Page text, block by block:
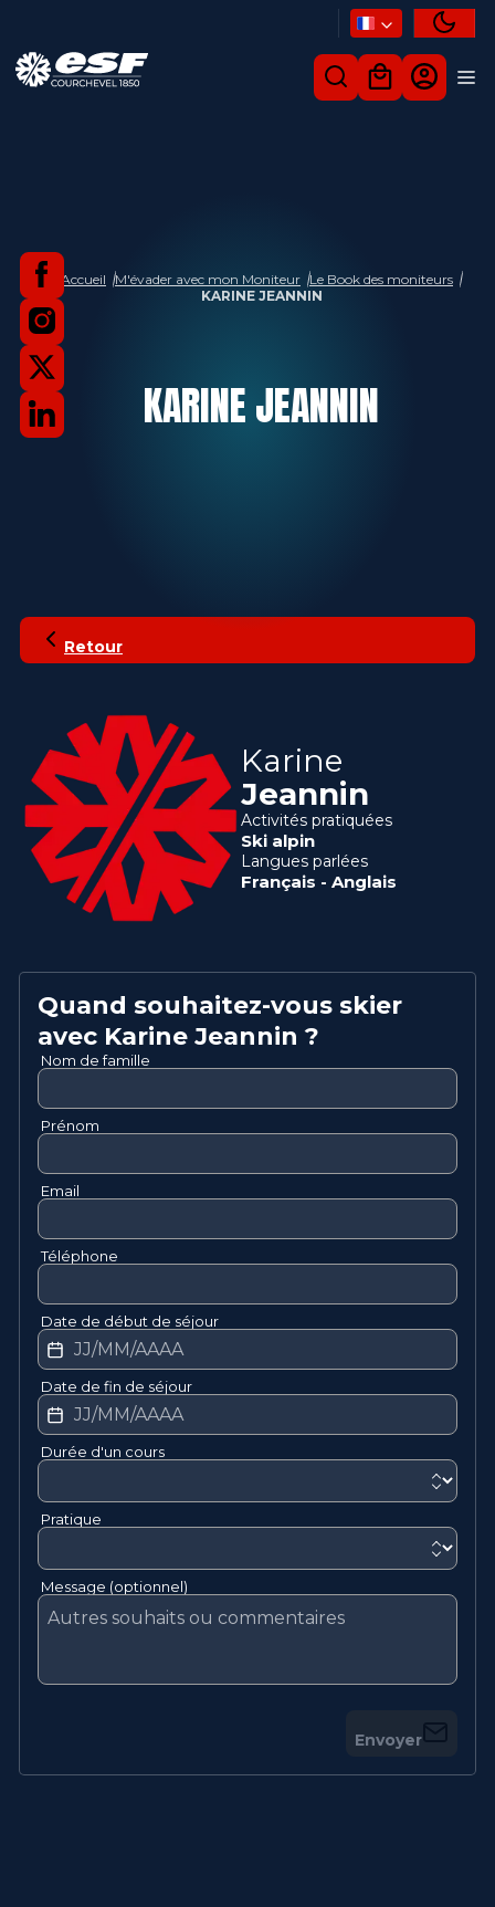
Accueil M'évader avec mon Moniteur Le Book des moniteurs
KARINE JEANNIN
KARINEJEANNIN
Retour
Karine
Jeannin
Activités pratiquées
Ski alpin
Langues parlées
Français - Anglais
Quand souhaitez-vous skier
avec Karine Jeannin ?
Nom de famille
Prénom
Email
Téléphone
Date de début de séjour
Date de fin de séjour
Durée d'un cours
Pratique
Message (optionnel)
Envoyer